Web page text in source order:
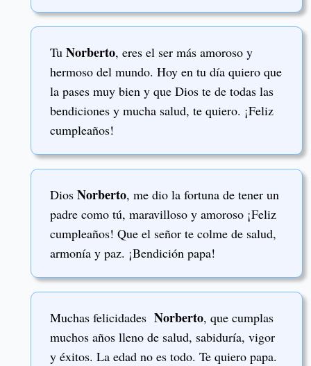
Tu Norberto, eres el ser más amoroso y
hermoso del mundo. Hoy en tu día quiero que
la pases muy bien y que Dios te de todas las
bendiciones y mucha salud, te quiero. ¡Feliz
cumpleaños!
Dios Norberto, me dio la fortuna de tener un
padre como tú, maravilloso y amoroso ¡Feliz
cumpleaños! Que el señor te colme de salud,
armonía y paz. ¡Bendición papa!
Muchas felicidades Norberto, que cumplas
muchos años lleno de salud, sabiduría, vigor
y éxitos. La edad no es todo. Te quiero papa.